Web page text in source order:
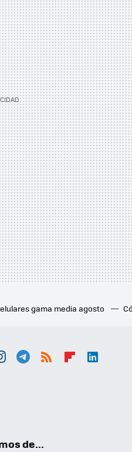
gama media agosto
de...